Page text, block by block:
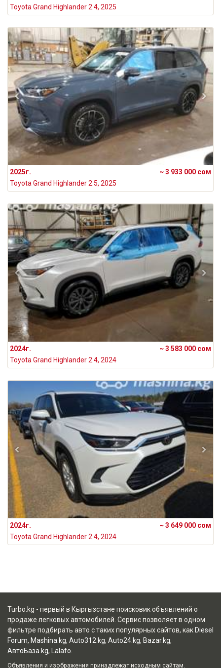
Toyota Grand Highlander 2.4, 2025
2025г.
~ 3 933 000 сом
Toyota Grand Highlander 2.5, 2025
2024г.
~ 3 583 000 сом
Toyota Grand Highlander 2.4, 2024
2024г.
~ 3 649 000 сом
Toyota Grand Highlander 2.4, 2024
Turbo.kg - первый в Кыргызстане поисковик объявлений о
продаже легковых автомобилей. Сервис позволяет в одном
фильтре подбирать авто с таких популярных сайтов, как Diesel
Forum, Mashina.kg, Auto312.kg, Auto24.kg, Bazar.kg,
АвтоБаза.kg, Lalafo
Объявления и изображения принадлежат исходным сайтам.